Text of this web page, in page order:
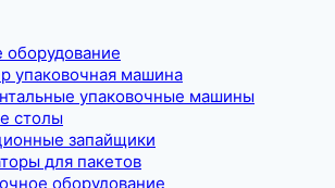
оборудование
упаковочная машина
упаковочные машины
столы
запайщики
для пакетов
оборудование